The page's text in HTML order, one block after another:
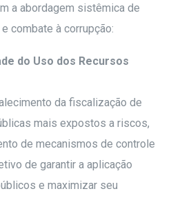
a abordagem sistêmica de
combate à corrupção:
do Uso dos Recursos
da fiscalização de
mais expostos a riscos,
de mecanismos de controle
de garantir a aplicação
e maximizar seu